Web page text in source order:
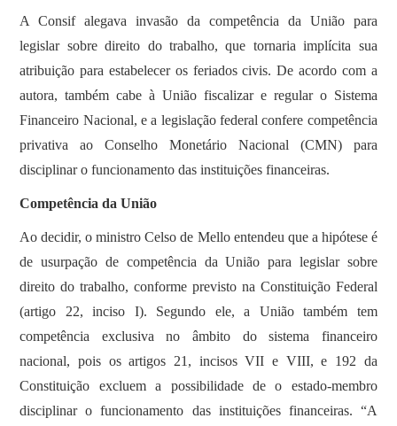
A Consif alegava invasão da competência da União para
legislar sobre direito do trabalho, que tornaria implícita sua
atribuição para estabelecer os feriados civis. De acordo com a
autora, também cabe à União fiscalizar e regular o Sistema
Financeiro Nacional, e a legislação federal confere competência
privativa ao Conselho Monetário Nacional (CMN) para
disciplinar o funcionamento das instituições financeiras.
Competência da União
Ao decidir, o ministro Celso de Mello entendeu que a hipótese é
de usurpação de competência da União para legislar sobre
direito do trabalho, conforme previsto na Constituição Federal
(artigo 22, inciso I). Segundo ele, a União também tem
competência exclusiva no âmbito do sistema financeiro
nacional, pois os artigos 21, incisos VII e VIII, e 192 da
Constituição excluem a possibilidade de o estado-membro
disciplinar o funcionamento das instituições financeiras. “A